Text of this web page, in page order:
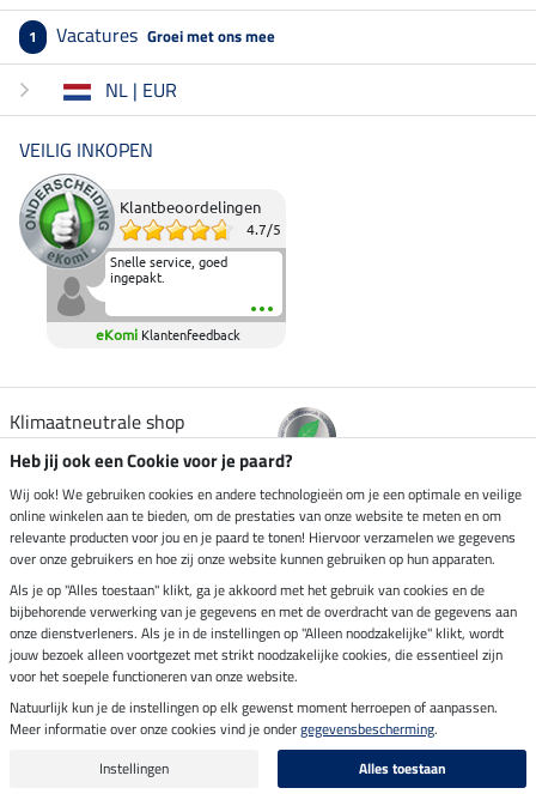
1 Vacatures Groei met ons mee
NL | EUR
VEILIG INKOPEN
Klantbeoordelingen
4.7/5
Snelle service, goed
ingepakt.
eKomi Klantenfeedback
Klimaatneutrale shop
Verzending per
Veilig betalen met
Impressum
Laatste update op 06.08.2026 om 14:39 uur
Alle prijzen in euro's, incl. BTW, excl. verzendkosten.
Heb jij ook een Cookie voor je paard?
Wij ook! We gebruiken cookies en andere technologieën om je een optimale en veilige
online winkelen aan te bieden, om de prestaties van onze website te meten en om
relevante producten voor jou en je paard te tonen! Hiervoor verzamelen we gegevens
over onze gebruikers en hoe zij onze website kunnen gebruiken op hun apparaten.
Als je op "Alles toestaan" klikt, ga je akkoord met het gebruik van cookies en de
bijbehorende verwerking van je gegevens en met de overdracht van de gegevens aan
onze dienstverleners. Als je in de instellingen op "Alleen noodzakelijke" klikt, wordt
jouw bezoek alleen voortgezet met strikt noodzakelijke cookies, die essentieel zijn
voor het soepele functioneren van onze website.
Natuurlijk kun je de instellingen op elk gewenst moment herroepen of aanpassen.
Meer informatie over onze cookies vind je ondergegevensbescherming.
Instellingen
Alles toestaan